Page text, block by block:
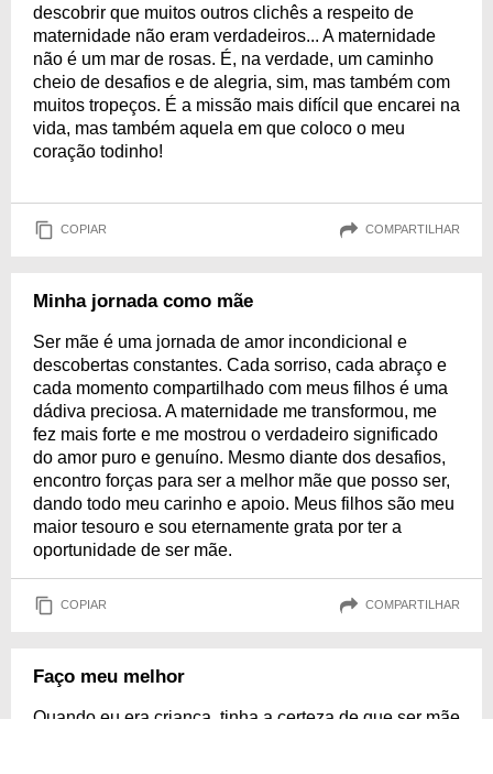
descobrir que muitos outros clichês a respeito de
maternidade não eram verdadeiros... A maternidade
não é um mar de rosas. É, na verdade, um caminho
cheio de desafios e de alegria, sim, mas também com
muitos tropeços. É a missão mais difícil que encarei na
vida, mas também aquela em que coloco o meu
coração todinho!
COPIAR COMPARTILHAR
Minha jornada como mãe
Ser mãe é uma jornada de amor incondicional e
descobertas constantes. Cada sorriso, cada abraço e
cada momento compartilhado com meus filhos é uma
dádiva preciosa. A maternidade me transformou, me
fez mais forte e me mostrou o verdadeiro significado
do amor puro e genuíno. Mesmo diante dos desafios,
encontro forças para ser a melhor mãe que posso ser,
dando todo meu carinho e apoio. Meus filhos são meu
maior tesouro e sou eternamente grata por ter a
oportunidade de ser mãe.
COPIAR COMPARTILHAR
Faço meu melhor
Quando eu era criança, tinha a certeza de que ser mãe